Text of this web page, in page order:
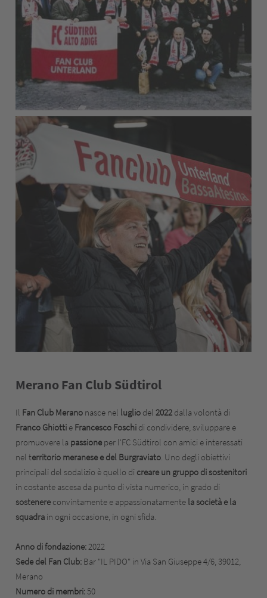
Merano Fan Club Südtirol
Il Fan Club Merano nasce nel luglio del2022 dalla volontà di
Franco Ghiotti e Francesco Foschi di condividere, sviluppare e
promuovere la passione per l'FC Südtirol con amici e interessati
nel territorio meranese e del Burgraviato. Uno degli obiettivi
principali del sodalizio è quello di creare un gruppo di sostenitori
in costante ascesa da punto di vista numerico, in grado di
sostenere convintamente e appassionatamente la società e la
squadra in ogni occasione, in ogni sfida.
Anno di fondazione:2022
Sede del Fan Club: Bar "IL PIDO" in Via San Giuseppe 4/6, 39012,
Merano
Numero di membri:50